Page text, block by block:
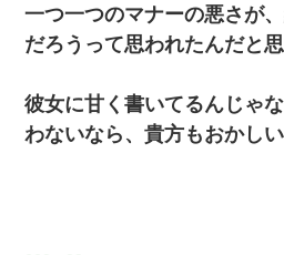
一つ一つのマナーの悪さが
だろうって思われたんだと
彼女に甘く書いてるんじゃ
わないなら、貴方もおかしい